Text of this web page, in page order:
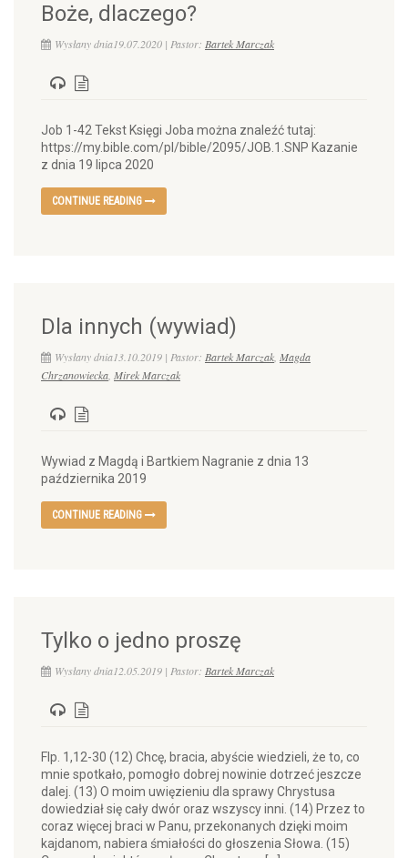
Boże, dlaczego?
Wysłany dnia19.07.2020 | Pastor: Bartek Marczak
Job 1-42 Tekst Księgi Joba można znaleźć tutaj:
https://my.bible.com/pl/bible/2095/JOB.1.SNP Kazanie
z dnia 19 lipca 2020
CONTINUE READING
Dla innych (wywiad)
Wysłany dnia13.10.2019 | Pastor: Bartek Marczak Magda
Chrzanowiecka Mirek Marczak
Wywiad z Magdą i Bartkiem Nagranie z dnia 13
października 2019
CONTINUE READING
Tylko o jedno proszę
Wysłany dnia12.05.2019 | Pastor: Bartek Marczak
Flp. 1,12-30 (12) Chcę, bracia, abyście wiedzieli, że to, co
mnie spotkało, pomogło dobrej nowinie dotrzeć jeszcze
dalej. (13) O moim uwięzieniu dla sprawy Chrystusa
dowiedział się cały dwór oraz wszyscy inni. (14) Przez to
coraz więcej braci w Panu, przekonanych dzięki moim
kajdanom, nabiera śmiałości do głoszenia Słowa. (15)